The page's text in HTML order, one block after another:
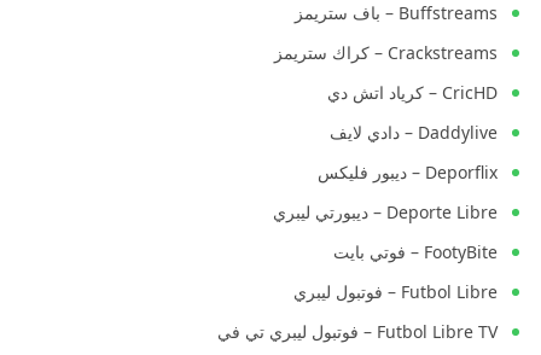
Buffstreams – باف ستريمز
Crackstreams – كراك ستريمز
CricHD – كرياد اتش دي
Daddylive – دادي لايف
Deporflix – ديبور فليكس
Deporte Libre – ديبورتي ليبري
FootyBite – فوتي بايت
Futbol Libre – فوتبول ليبري
Futbol Libre TV – فوتبول ليبري تي في